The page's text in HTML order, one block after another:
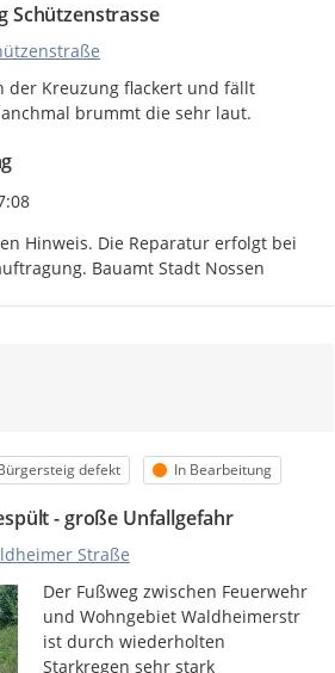
Schützenstrasse
der Kreuzung flackert und fällt
brummt die sehr laut.
Hinweis. Die Reparatur erfolgt bei
Bauamt Stadt Nossen
Äußerung
defekt Status
In Bearbeitung
- große Unfallgefahr
Straße
Der Fußweg zwischen Feuerwehr
und Wohngebiet Waldheimerstr
ist durch wiederholten
Starkregen sehr stark